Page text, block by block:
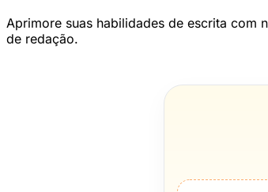
Aprimore suas habilidades de escrita com
de redação.